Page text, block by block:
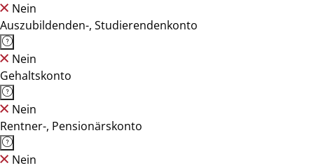
Nein
Auszubildenden-, Studierendenkonto
Nein
Gehaltskonto
Nein
Rentner-, Pensionärskonto
Nein